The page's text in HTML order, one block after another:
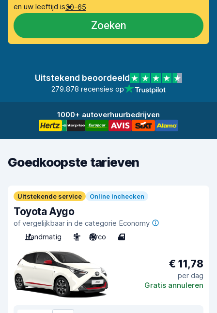
en uw leeftijd is30-65
Zoeken
Uitstekend beoordeeld
279.878 recensies op
1000+ autoverhuurbedrijven
Goedkoopste tarieven
Uitstekende service Online inchecken
Toyota Aygo
of vergelijkbaar in de categorie Economy
Handmatig
5 Airco 4
€ 11,78
per dag
Gratis annuleren